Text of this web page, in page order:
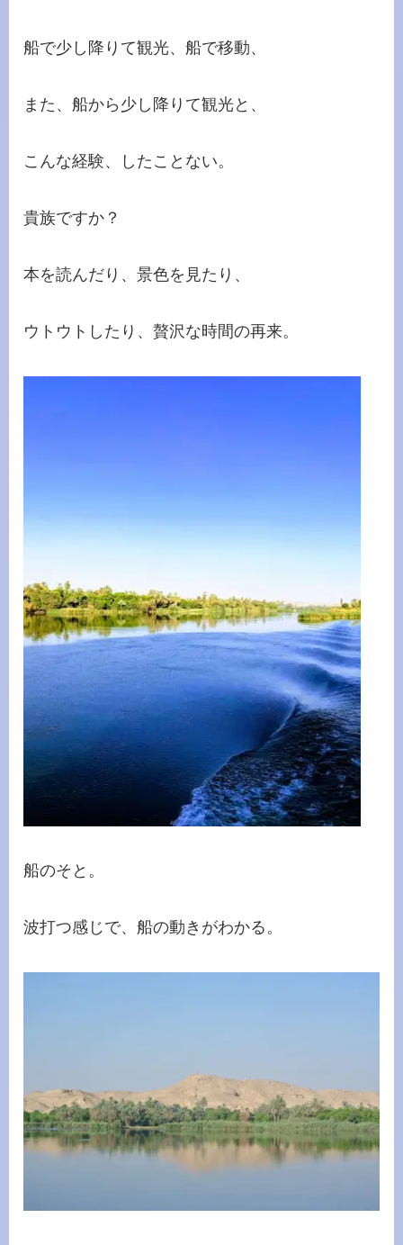
船で少し降りて観光、船で移動、
また、船から少し降りて観光と、
こんな経験、したことない。
貴族ですか？
本を読んだり、景色を見たり、
ウトウトしたり、贅沢な時間の再来。
船のそと。
波打つ感じで、船の動きがわかる。